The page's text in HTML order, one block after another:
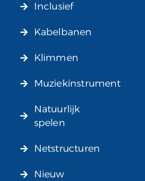
Inclusief
Kabelbanen
Klimmen
Muziekinstrument
Natuurlijk
spelen
Netstructuren
Nieuw